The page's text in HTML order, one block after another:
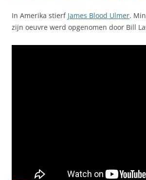
In Amerika stierf James Blood Ulmer.
zijn oeuvre werd opgenomen door Bill